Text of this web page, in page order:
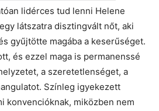
lidérces tud lenni Helene
látszatra disztingvált nőt, aki
gyűjtötte magába a keserűséget.
és ezzel maga is permanenssé
a szeretetlenséget, a
Színleg igyekezett
konvencióknak, miközben nem